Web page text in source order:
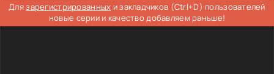
Длязарегистрированных и закладчиков (Ctrl+D) пользователей
новые серии и качество добавляем раньше!